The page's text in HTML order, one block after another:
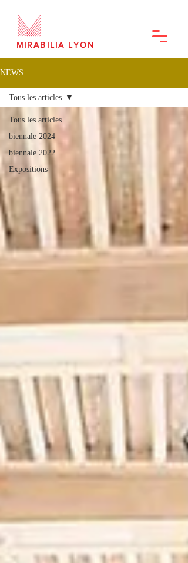
MIRABILIA LYON
NEWS
Tous les articles
biennale 2024
biennale 2022
Expositions
Tous les articles